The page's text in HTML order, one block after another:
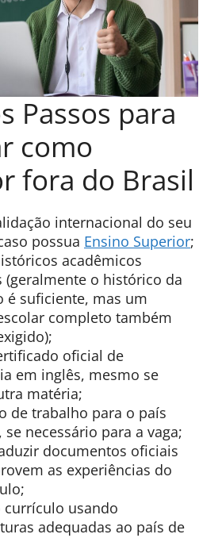
Passos para
como
fora do Brasil
internacional do seu
possua Ensino Superior;
acadêmicos
(geralmente o histórico da
é suficiente, mas um
completo também
oficial de
em inglês, mesmo se
matéria;
de trabalho para o país
necessário para a vaga;
documentos oficiais
as experiências do
currículo usando
adequadas ao país de